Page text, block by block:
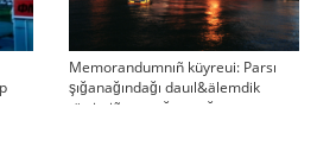
Memorandumnıñ küyreui: Parsı
şığanağındağı dauıl&älemdik
tärtiptiñ sın sağatı soğıp twr